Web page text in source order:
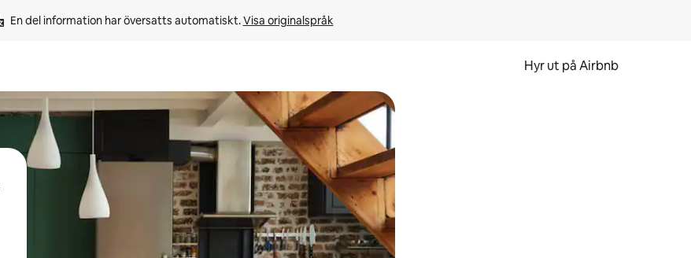
En del information har översatts automatiskt. Visa originalspråk
Hyr ut på Airbnb